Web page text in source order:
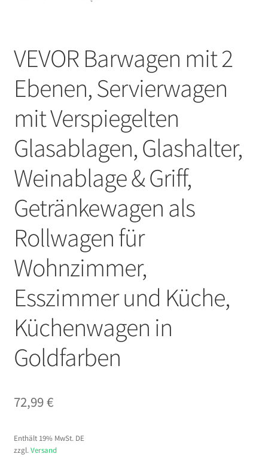
VEVOR Barwagen mit 2
Ebenen, Servierwagen
mit Verspiegelten
Glasablagen, Glashalter,
Weinablage & Griff,
Getränkewagen als
Rollwagen für
Wohnzimmer,
Esszimmer und Küche,
Küchenwagen in
Goldfarben
72,99€
Enthält 19% MwSt. DE
zzgl. Versand